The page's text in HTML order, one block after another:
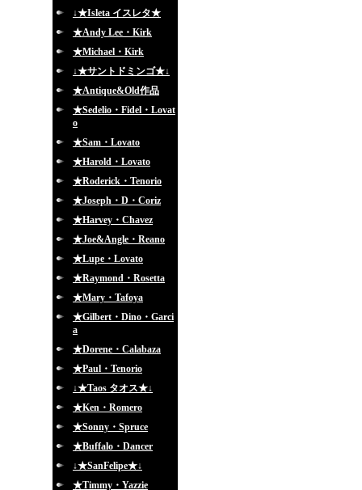
↓★Isleta イスレタ★
★Andy Lee・Kirk
★Michael・Kirk
↓★サントドミンゴ★↓
★Antique&Old作品
★Sedelio・Fidel・Lovat
o
★Sam・Lovato
★Harold・Lovato
★Roderick・Tenorio
★Joseph・D・Coriz
★Harvey・Chavez
★Joe&Angle・Reano
★Lupe・Lovato
★Raymond・Rosetta
★Mary・Tafoya
★Gilbert・Dino・Garci
a
★Dorene・Calabaza
★Paul・Tenorio
↓★Taos タオス★↓
★Ken・Romero
★Sonny・Spruce
★Buffalo・Dancer
↓★SanFelipe★↓
★Timmy・Yazzie